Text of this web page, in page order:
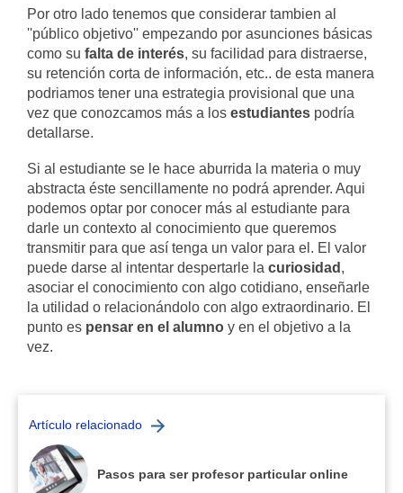
Por otro lado tenemos que considerar tambien al
''público objetivo'' empezando por asunciones básicas
como su falta de interés, su facilidad para distraerse,
su retención corta de información, etc.. de esta manera
podriamos tener una estrategia provisional que una
vez que conozcamos más a los estudiantes podría
detallarse.
Si al estudiante se le hace aburrida la materia o muy
abstracta éste sencillamente no podrá aprender. Aqui
podemos optar por conocer más al estudiante para
darle un contexto al conocimiento que queremos
transmitir para que así tenga un valor para el. El valor
puede darse al intentar despertarle la curiosidad ,
asociar el conocimiento con algo cotidiano, enseñarle
la utilidad o relacionándolo con algo extraordinario. El
punto es pensar en el alumno y en el objetivo a la
vez.
Artículo relacionado
Pasos para ser profesor particular online